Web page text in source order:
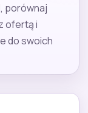
porównaj
ofertą i
do swoich